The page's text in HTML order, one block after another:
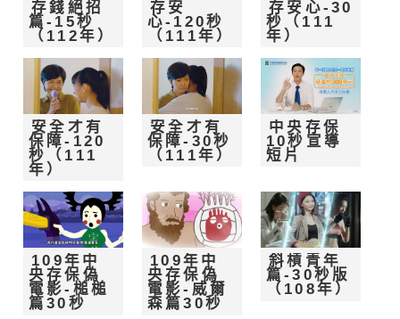
存錢絕招
篇-15秒
（112年）
存安
心-120秒
（111年）
存安心-30
秒（111
年）
安全才有
保障-120
秒（111
年）
安全才有
保障-30秒
（111年）
中央存保
10秒宣導
短片
109年中
央存保偽
電影-槌槌
篇30秒
109年中
央存保偽
電影-威爾
森篇30秒
斜槓青年
篇-30秒版
（108年）